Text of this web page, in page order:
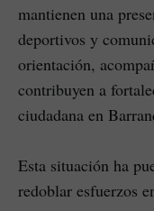
mantienen una
deportivos y
orientación,
contribuyen a
ciudadana en
Esta situación ha
redoblar esfuerzos